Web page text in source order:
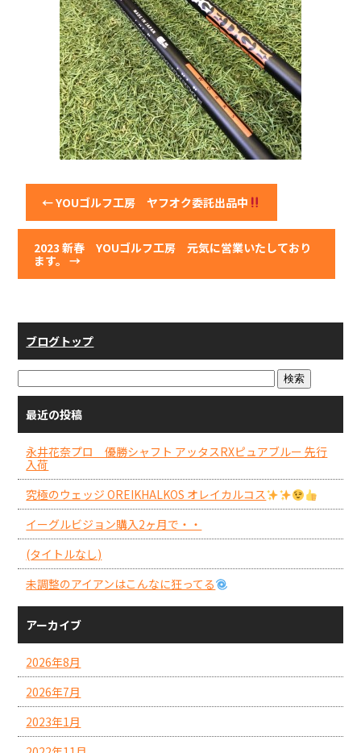
←YOUゴルフ工房 ヤフオク委託出品中
2023 新春 YOUゴルフ工房 元気に営業いたしており
ます。→
ブログトップ
最近の投稿
永井花奈プロ 優勝シャフト アッタスRXピュアブルー 先行
入荷
究極のウェッジ OREIKHALKOS オレイカルコス
イーグルビジョン購入2ヶ月で・・
(タイトルなし)
未調整のアイアンはこんなに狂ってる
アーカイブ
2026年8月
2026年7月
2023年1月